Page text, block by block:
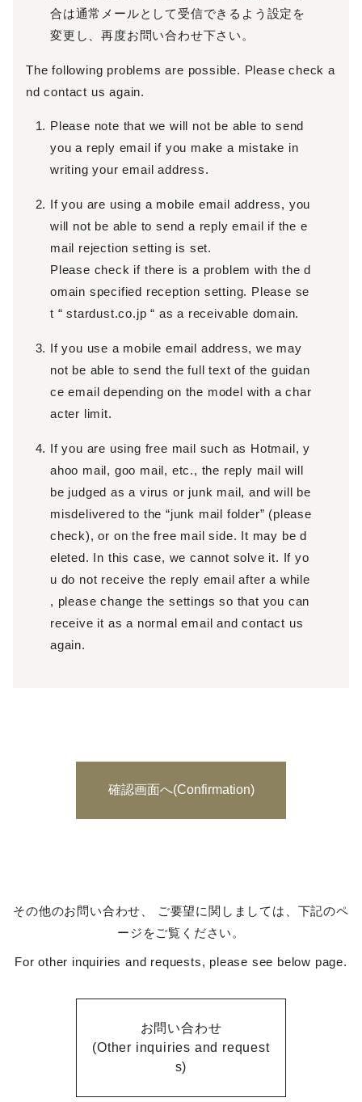
合は通常メールとして受信できるよう設定を
変更し、再度お問い合わせ下さい。
The following problems are possible. Please check a
nd contact us again.
Please note that we will not be able to send
you a reply email if you make a mistake in
writing your email address.
If you are using a mobile email address, you
will not be able to send a reply email if the e
mail rejection setting is set.
Please check if there is a problem with the d
omain specified reception setting. Please se
t “ stardust.co.jp “ as a receivable domain.
If you use a mobile email address, we may
not be able to send the full text of the guidan
ce email depending on the model with a char
acter limit.
If you are using free mail such as Hotmail, y
ahoo mail, goo mail, etc., the reply mail will
be judged as a virus or junk mail, and will be
misdelivered to the “junk mail folder” (please
check), or on the free mail side. It may be d
eleted. In this case, we cannot solve it. If yo
u do not receive the reply email after a while
, please change the settings so that you can
receive it as a normal email and contact us
again.
その他のお問い合わせ、 ご要望に関しましては、下記のペ
ージをご覧ください。
For other inquiries and requests, please see below page.
お問い合わせ
(Other inquiries and request
s)